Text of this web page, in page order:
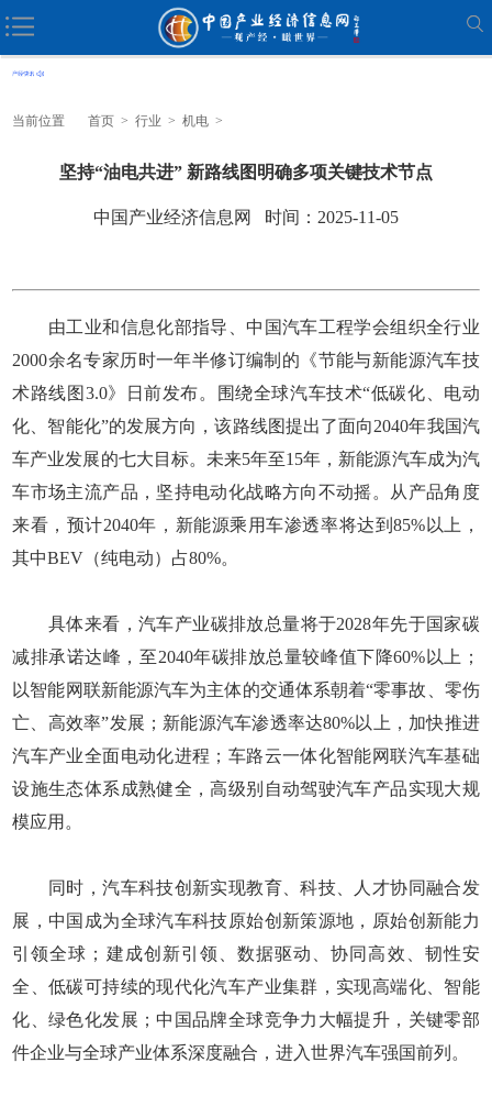
当前位置 首页 > 行业 > 机电 >
坚持“油电共进” 新路线图明确多项关键技术节点
中国产业经济信息网 时间：2025-11-05
由工业和信息化部指导、中国汽车工程学会组织全行业
2000余名专家历时一年半修订编制的《节能与新能源汽车技
术路线图3.0》日前发布。围绕全球汽车技术“低碳化、电动
化、智能化”的发展方向，该路线图提出了面向2040年我国汽
车产业发展的七大目标。未来5年至15年，新能源汽车成为汽
车市场主流产品，坚持电动化战略方向不动摇。从产品角度
来看，预计2040年，新能源乘用车渗透率将达到85%以上，
其中BEV（纯电动）占80%。
具体来看，汽车产业碳排放总量将于2028年先于国家碳
减排承诺达峰，至2040年碳排放总量较峰值下降60%以上；
以智能网联新能源汽车为主体的交通体系朝着“零事故、零伤
亡、高效率”发展；新能源汽车渗透率达80%以上，加快推进
汽车产业全面电动化进程；车路云一体化智能网联汽车基础
设施生态体系成熟健全，高级别自动驾驶汽车产品实现大规
模应用。
同时，汽车科技创新实现教育、科技、人才协同融合发
展，中国成为全球汽车科技原始创新策源地，原始创新能力
引领全球；建成创新引领、数据驱动、协同高效、韧性安
全、低碳可持续的现代化汽车产业集群，实现高端化、智能
化、绿色化发展；中国品牌全球竞争力大幅提升，关键零部
件企业与全球产业体系深度融合，进入世界汽车强国前列。